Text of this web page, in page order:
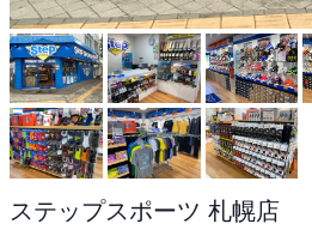
ステップスポーツ 札幌店